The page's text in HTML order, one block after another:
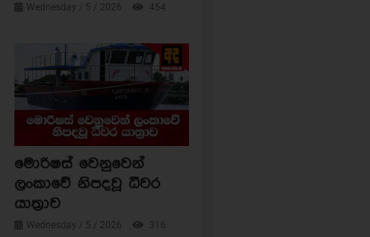
Wednesday / 5 / 2026 454
මොරිෂස් වෙනුවෙන්
ලංකාවේ නිපදවූ ධීවර
යාත්‍රාව
Wednesday / 5 / 2026 316